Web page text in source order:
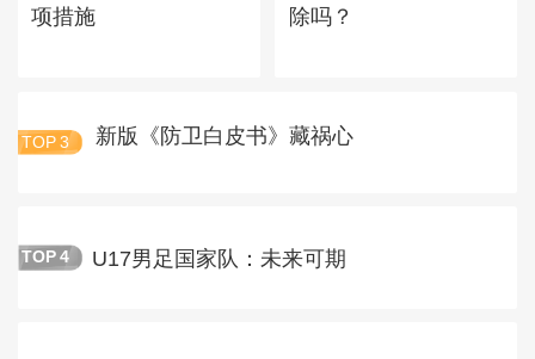
项措施
除吗？
TOP 3 新版《防卫白皮书》藏祸心
TOP 4 U17男足国家队：未来可期